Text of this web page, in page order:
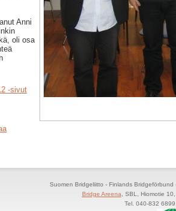
Anni
oli osa
-sivut
Suomen Bridgeliitto - Finlands
Bridge Areena , SBL, Hiomotie
Tel. 040-832 6899